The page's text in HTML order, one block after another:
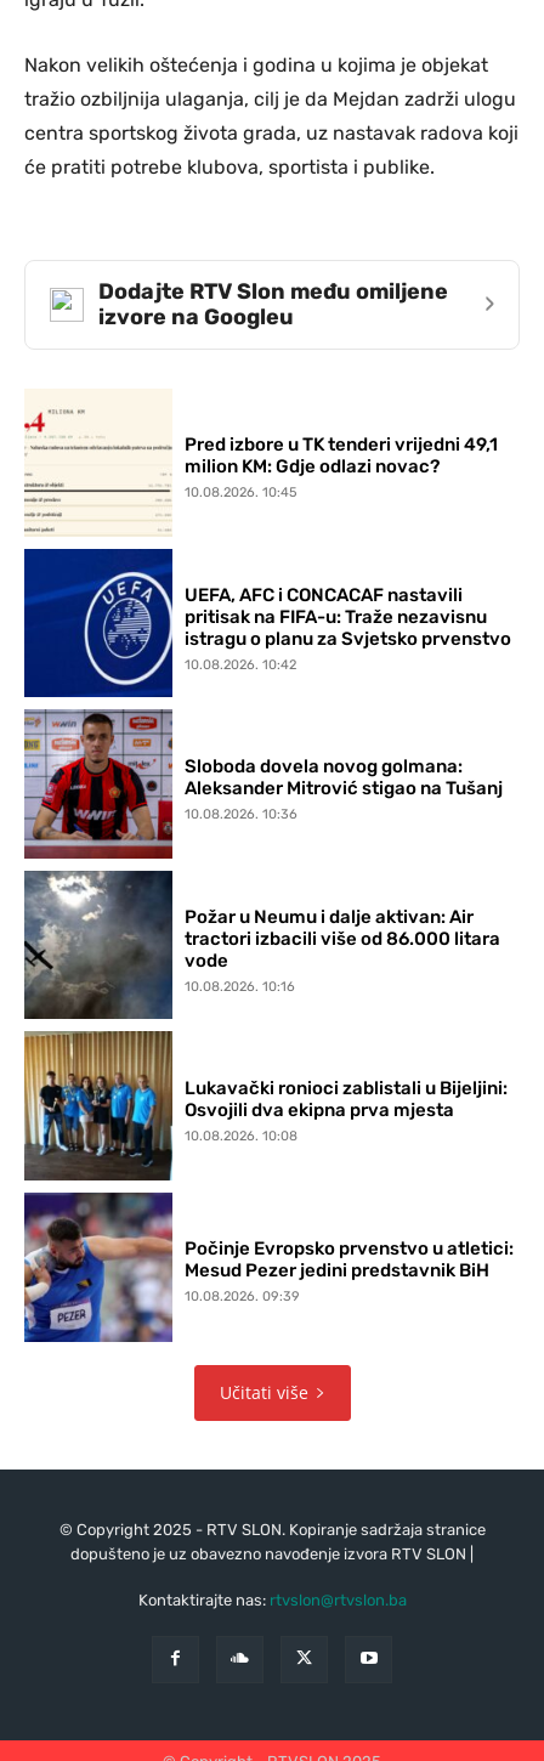
Nakon velikih oštećenja i godina u kojima je objekat
tražio ozbiljnija ulaganja, cilj je da Mejdan zadrži ulogu
centra sportskog života grada, uz nastavak radova koji
će pratiti potrebe klubova, sportista i publike.
Dodajte RTV Slon među omiljene
izvore na Googleu
›
Pred izbore u TK tenderi vrijedni 49,1
milion KM: Gdje odlazi novac?
10.08.2026. 10:45
UEFA, AFC i CONCACAF nastavili
pritisak na FIFA-u: Traže nezavisnu
istragu o planu za Svjetsko prvenstvo
10.08.2026. 10:42
Sloboda dovela novog golmana:
Aleksander Mitrović stigao na Tušanj
10.08.2026. 10:36
Požar u Neumu i dalje aktivan: Air
tractori izbacili više od 86.000 litara
vode
10.08.2026. 10:16
Lukavački ronioci zablistali u Bijeljini:
Osvojili dva ekipna prva mjesta
10.08.2026. 10:08
Počinje Evropsko prvenstvo u atletici:
Mesud Pezer jedini predstavnik BiH
10.08.2026. 09:39
Učitati više
© Copyright 2025 - RTV SLON. Kopiranje sadržaja stranice
dopušteno je uz obavezno navođenje izvora RTV SLON |
Kontaktirajte nas: rtvslon@rtvslon.ba